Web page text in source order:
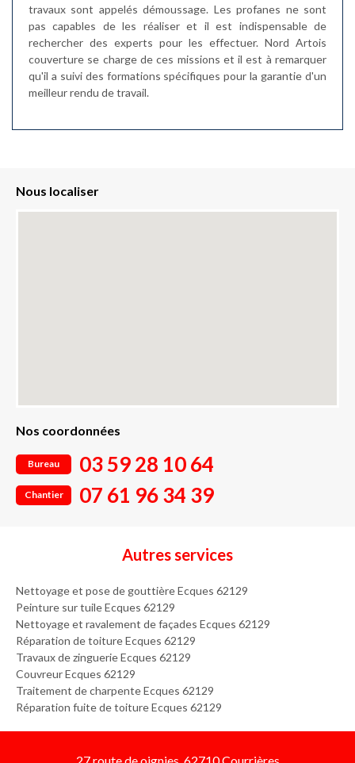
travaux sont appelés démoussage. Les profanes ne sont
pas capables de les réaliser et il est indispensable de
rechercher des experts pour les effectuer. Nord Artois
couverture se charge de ces missions et il est à remarquer
qu'il a suivi des formations spécifiques pour la garantie d'un
meilleur rendu de travail.
Nous localiser
Nos coordonnées
Bureau 03 59 28 10 64
Chantier 07 61 96 34 39
Autres services
Nettoyage et pose de gouttière Ecques 62129
Peinture sur tuile Ecques 62129
Nettoyage et ravalement de façades Ecques 62129
Réparation de toiture Ecques 62129
Travaux de zinguerie Ecques 62129
Couvreur Ecques 62129
Traitement de charpente Ecques 62129
Réparation fuite de toiture Ecques 62129